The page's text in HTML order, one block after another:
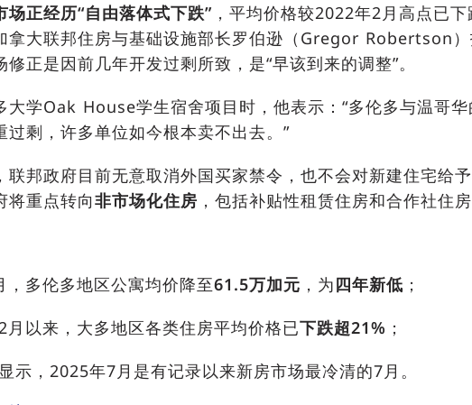
场正经历“自由落体式下跌” ，平均价格较2022年2月高点已下
拿大联邦住房与基础设施部长罗伯逊（Gregor Robertson）
修正是因前几年开发过剩所致，是“早该到来的调整”。
大学Oak House学生宿舍项目时，他表示：“多伦多与温哥华
过剩，许多单位如今根本卖不出去。”
联邦政府目前无意取消外国买家禁令，也不会对新建住宅给
将重点转向非市场化住房 ，包括补贴性租赁住房和合作社住房
，多伦多地区公寓均价降至61.5万加元 ，为四年新低 ；
月以来，大多地区各类住房平均价格已下跌超21% ；
示，2025年7月是有记录以来新房市场最冷清的7月。